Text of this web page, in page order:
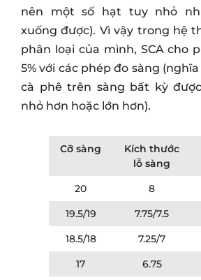
nên một số hạt tuy nhỏ
xuống được). Vì vậy trong hệ
phân loại của mình, SCA cho
5% với các phép đo sàng
cà phê trên sàng bất kỳ
nhỏ hơn hoặc lớn hơn).
Cỡ sàng
Kích thước
lỗ sàng
20 8
19.5/19
7.75/7.5
18.5/18
7.25/7
17
6.75